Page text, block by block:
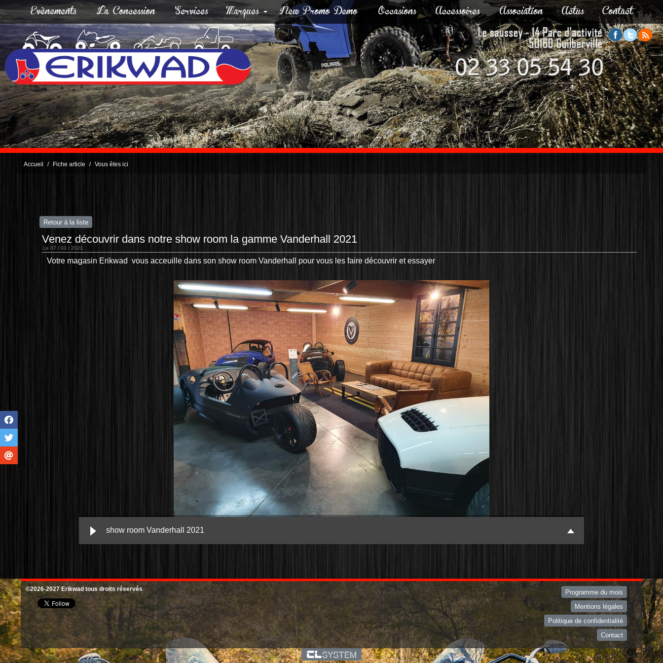
Evènements La Concession Services Marques New Promo Demo Occasions Accessoires Association Actus Contact
Accueil Fiche article Vous êtes ici
Retour à la liste
Venez découvrir dans notre show room la gamme Vanderhall 2021
Le 07 / 03 / 2021
Votre magasin Erikwad vous acceuille dans son show room Vanderhall pour vous les faire découvrir et essayer
show room Vanderhall 2021
©2026-2027 Erikwad tous droits réservés
Programme du mois
Mentions légales
Politique de confidentialité
Contact